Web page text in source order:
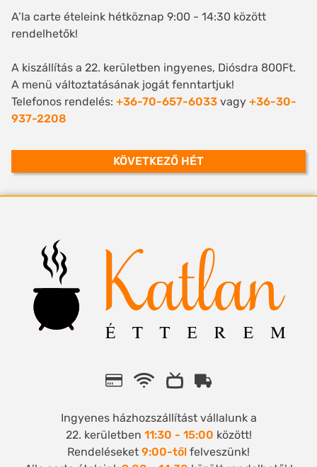
A’la carte ételeink hétköznap 9:00 - 14:30 között
rendelhetők!
A kiszállítás a 22. kerületben ingyenes, Diósdra 800Ft.
A menü változtatásának jogát fenntartjuk!
Telefonos rendelés: +36-70-657-6033 vagy +36-30-
937-2208
KÖVETKEZŐ HÉT
Ingyenes házhozszállítást vállalunk a
22. kerületben 11:30 - 15:00 között!
Rendeléseket 9:00-től felveszünk!